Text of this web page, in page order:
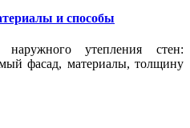
и способы
наружного утепления стен:
фасад, материалы, толщину